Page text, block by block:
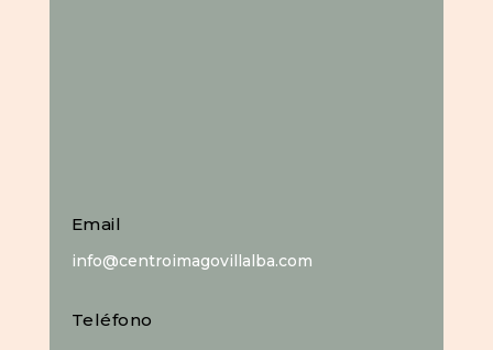
Email
info@centroimagovillalba.com
Teléfono